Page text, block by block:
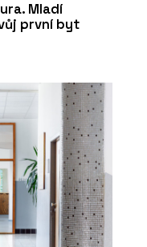
Mladí
první byt